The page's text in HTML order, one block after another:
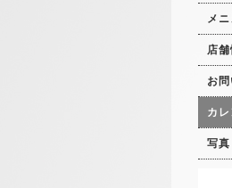
メ
店舗
お
カ
写真